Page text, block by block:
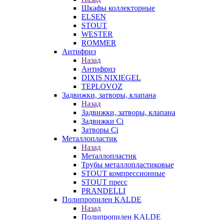
Шкафы коллекторные
ELSEN
STOUT
WESTER
ROMMER
Антифриз
Назад
Антифриз
DIXIS NIXIEGEL
TEPLOVOZ
Задвижки, затворы, клапана
Назад
Задвижки, затворы, клапана
Задвижки Ci
Затворы Ci
Металлопластик
Назад
Металлопластик
Трубы металлопластиковые
STOUT компрессионные
STOUT пресс
PRANDELLI
Полипропилен KALDE
Назад
Полипропилен KALDE